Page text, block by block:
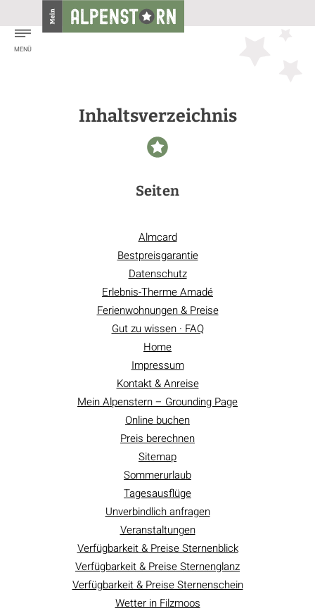
Inhaltsverzeichnis
Seiten
Almcard
Bestpreisgarantie
Datenschutz
Erlebnis-Therme Amadé
Ferienwohnungen & Preise
Gut zu wissen · FAQ
Home
Impressum
Kontakt & Anreise
Mein Alpenstern – Grounding Page
Online buchen
Preis berechnen
Sitemap
Sommerurlaub
Tagesausflüge
Unverbindlich anfragen
Veranstaltungen
Verfügbarkeit & Preise Sternenblick
Verfügbarkeit & Preise Sternenglanz
Verfügbarkeit & Preise Sternenschein
Wetter in Filzmoos